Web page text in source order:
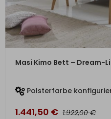
ZUM
Masi Kimo Bett – Dream-
Polsterfarbe
1.441,50 € 1.922,00€